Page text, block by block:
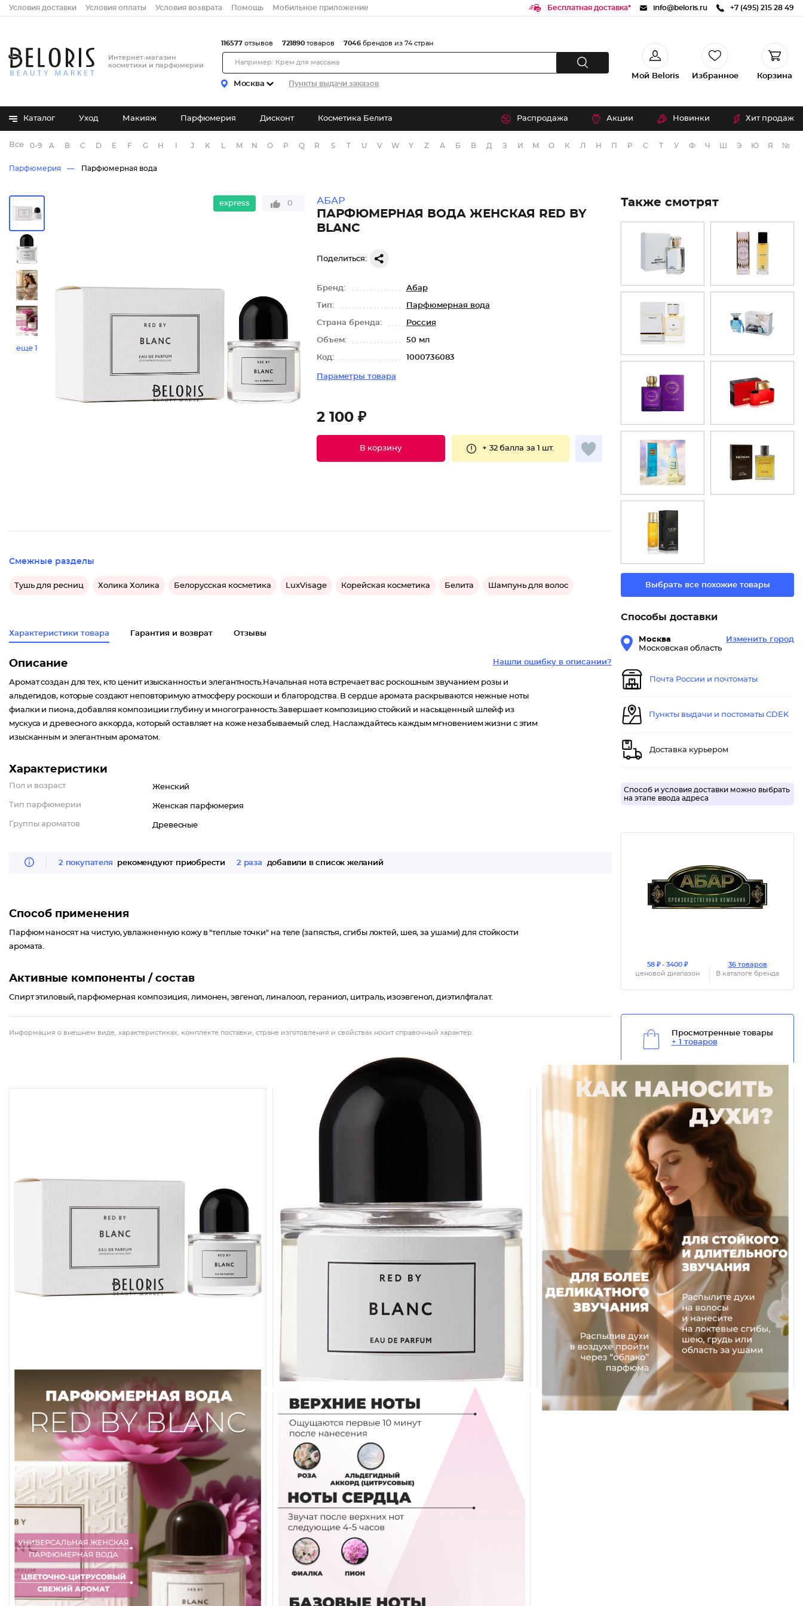
Условия доставки Условия оплаты Условия возврата Помощь Мобильное приложение Бесплатная доставка* info@beloris.ru +7 (495) 215 28 49
Интернет-магазин
косметики и парфюмерии
Москва Пункты выдачи заказов
116577 отзывов 721890 товаров 7046 брендов из 74 стран
Мой Beloris Избранное Корзина
Каталог Уход Макияж Парфюмерия Дисконт Косметика Белита Распродажа Акции Новинки Хит продаж
Все бренды
0-9 A B C D E F G H J K M N O P Q R S T U V W Y Z А Б В Д З И М О К Л Н П Р С Т У Ф Ч Э Ю Я №
Парфюмерия Парфюмерная вода
express 0
еще 1
АБАР
ПАРФЮМЕРНАЯ ВОДА ЖЕНСКАЯ RED BY
BLANC
Поделиться:
Бренд: Абар
Тип: Парфюмерная вода
Страна бренда: Россия
Объем: 50 мл
Код: 1000736083
Параметры товара
2 100 ₽
В корзину + 32 балла за 1 шт.
Смежные разделы
Тушь для ресниц Холика Холика Белорусская косметика LuxVisage Корейская косметика Белита Шампунь для волос
Характеристики товара Гарантия и возврат Отзывы
Нашли ошибку в описании?
Описание
Аромат создан для тех, кто ценит изысканность и элегантность.Начальная нота встречает вас роскошным звучанием розы и
альдегидов, которые создают неповторимую атмосферу роскоши и благородства. В сердце аромата раскрываются нежные ноты
фиалки и пиона, добавляя композиции глубину и многогранность.Завершает композицию стойкий и насыщенный шлейф из
мускуса и древесного аккорда, который оставляет на коже незабываемый след. Наслаждайтесь каждым мгновением жизни с этим
изысканным и элегантным ароматом.
Характеристики
Пол и возраст Женский
Тип парфюмерии Женская парфюмерия
Группы ароматов Древесные
2 покупателя рекомендуют приобрести 2 раза добавили в список желаний
Способ применения
Парфюм наносят на чистую, увлажненную кожу в "теплые точки" на теле (запястья, сгибы локтей, шея, за ушами) для стойкости
аромата.
Активные компоненты / состав
Спирт этиловый, парфюмерная композиция, лимонен, эвгенол, линалоол, гераниол, цитраль, изоэвгенол, диэтилфталат.
Информация о внешнем виде, характеристиках, комплекте поставки, стране изготовления и свойствах носит справочный характер.
Также смотрят
Выбрать все похожие товары
Способы доставки
Москва
Московская область
Изменить город
Почта России и почтоматы
Пункты выдачи и постоматы CDEK
Доставка курьером
Способ и условия доставки можно выбрать
на этапе ввода адреса
58 ₽ - 3400 ₽
ценовой диапазон
36 товаров
В каталоге бренда
Просмотренные товары
+ 1 товаров